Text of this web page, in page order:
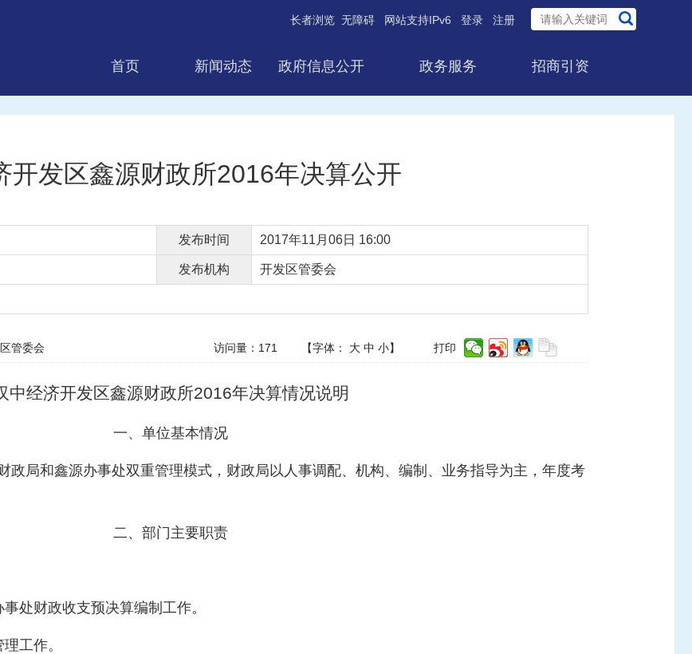
长者浏览 无障碍 网站支持IPv6 登录 注册
首页 新闻动态 政府信息公开 政务服务 招商引资
开发区鑫源财政所2016年决算公开
发布时间 2017年11月06日 16:00
发布机构 开发区管委会
管委会 访问量： 171 【字体： 大 中 小】 打印
中经济开发区鑫源财政所2016年决算情况说明
一、单位基本情况
政局和鑫源办事处双重管理模式，财政局以人事调配、机构、编制、业务指导为主，年度考
二、部门主要职责
处财政收支预决算编制工作。
工作。